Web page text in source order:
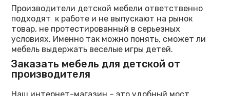
Производители детской мебели ответственно
подходят к работе и не выпускают на рынок
товар, не протестированный в серьезных
условиях. Именно так можно понять, сможет ли
мебель выдержать веселые игры детей.
Заказать мебель для детской от
производителя